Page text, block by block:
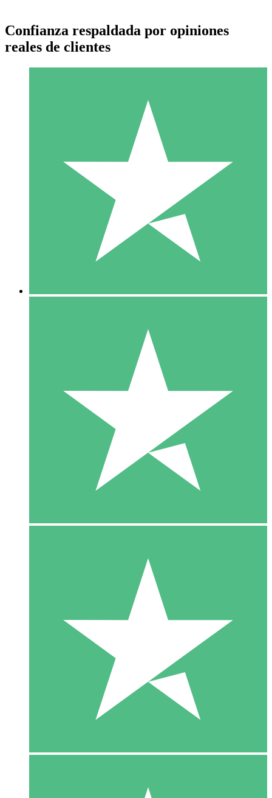
Paquetes de Créditos Individuales
Paga según el uso con créditos de descarga. Sin compromiso
10 00
10 Descargas
20 00
Confianza respaldada por opiniones
reales de clientes